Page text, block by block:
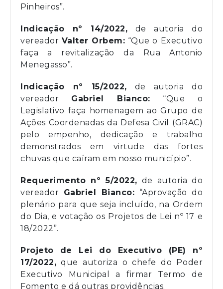
Pinheiros”.
Indicação nº 14/2022, de autoria do
vereador Valter Orbem: “Que o Executivo
faça a revitalização da Rua Antonio
Menegasso”.
Indicação nº 15/2022, de autoria do
vereador Gabriel Bianco: “Que o
Legislativo faça homenagem ao Grupo de
Ações Coordenadas da Defesa Civil (GRAC)
pelo empenho, dedicação e trabalho
demonstrados em virtude das fortes
chuvas que caíram em nosso município”.
Requerimento nº 5/2022, de autoria do
vereador Gabriel Bianco: “Aprovação do
plenário para que seja incluído, na Ordem
do Dia, e votação os Projetos de Lei nº 17 e
18/2022”.
Projeto de Lei do Executivo (PE) nº
17/2022, que autoriza o chefe do Poder
Executivo Municipal a firmar Termo de
Fomento e dá outras providências.